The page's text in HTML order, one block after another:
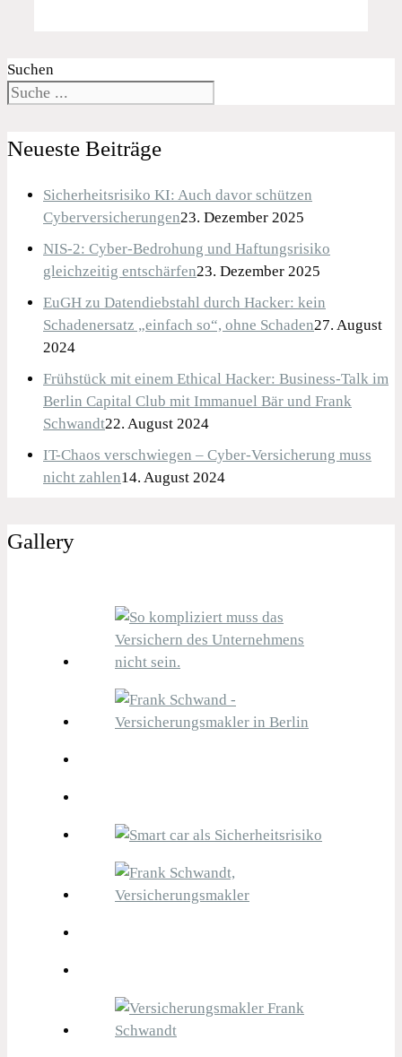
Suchen
Neueste Beiträge
Sicherheitsrisiko KI: Auch davor schützen
Cyberversicherungen23. Dezember 2025
NIS-2: Cyber-Bedrohung und Haftungsrisiko
gleichzeitig entschärfen23. Dezember 2025
EuGH zu Datendiebstahl durch Hacker: kein
Schadenersatz „einfach so“, ohne Schaden27. August
2024
Frühstück mit einem Ethical Hacker: Business-Talk im
Berlin Capital Club mit Immanuel Bär und Frank
Schwandt22. August 2024
IT-Chaos verschwiegen – Cyber-Versicherung muss
nicht zahlen14. August 2024
Gallery